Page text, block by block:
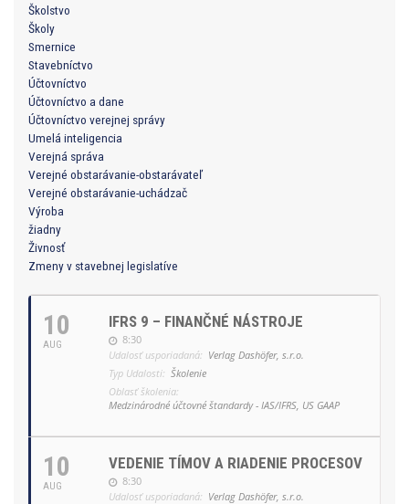
Školstvo
Školy
Smernice
Stavebníctvo
Účtovníctvo
Účtovníctvo a dane
Účtovníctvo verejnej správy
Umelá inteligencia
Verejná správa
Verejné obstarávanie-obstarávateľ
Verejné obstarávanie-uchádzač
Výroba
žiadny
Živnosť
Zmeny v stavebnej legislatíve
10
AUG
IFRS 9 – FINANČNÉ NÁSTROJE
8:30
Udalosť usporiadaná: Verlag Dashöfer, s.r.o.
Typ Udalosti: Školenie
Oblasť školenia:
Medzinárodné účtovné štandardy - IAS/IFRS, US GAAP
10
AUG
VEDENIE TÍMOV A RIADENIE PROCESOV
8:30
Udalosť usporiadaná: Verlag Dashöfer, s.r.o.